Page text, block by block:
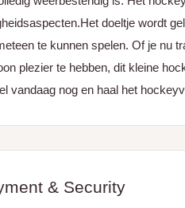
doeltje wordt
te kunnen spelen. Of je nu
plezier te hebben, dit kleine
vandaag nog en haal het
& Security